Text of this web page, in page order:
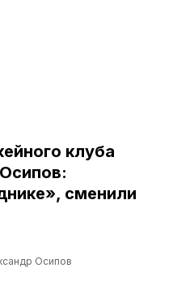
клуба
сменили
Осипов